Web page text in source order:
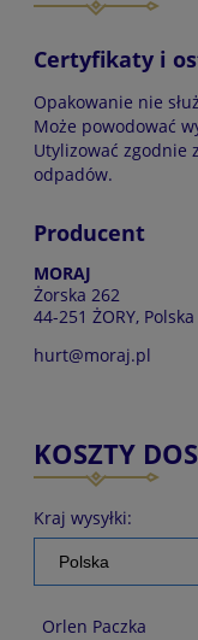
Certyfikaty i
Opakowanie nie
Może powodować
Utylizować zgodnie
odpadów.
Producent
MORAJ
Żorska 262
44-251 ŻORY, Polska
hurt@moraj.pl
KOSZTY
CENA NIE
PŁATNOŚCI
Kraj wysyłki:
Orlen Paczka